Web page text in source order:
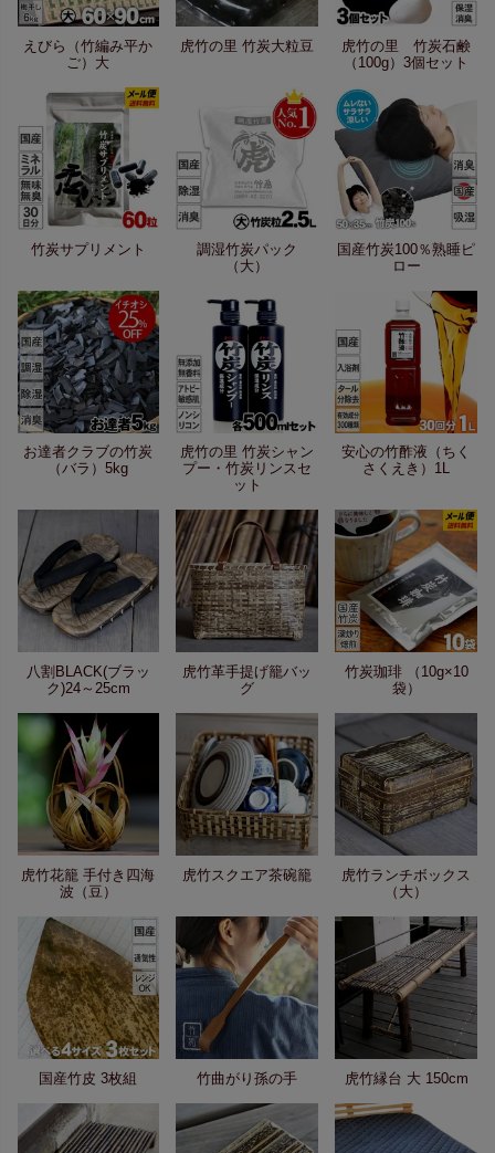
えびら（竹編み平か
ご）大
虎竹の里 竹炭大粒豆
虎竹の里 竹炭石鹸
（100g）3個セット
竹炭サプリメント
調湿竹炭パック
（大）
国産竹炭100％熟睡ピ
ロー
お達者クラブの竹炭
（バラ）5kg
虎竹の里 竹炭シャン
プー・竹炭リンスセ
ット
安心の竹酢液（ちく
さくえき）1L
八割BLACK(ブラッ
ク)24～25cm
虎竹革手提げ籠バッ
グ
竹炭珈琲 （10g×10
袋）
虎竹花籠 手付き四海
波（豆）
虎竹スクエア茶碗籠
虎竹ランチボックス
（大）
国産竹皮 3枚組 竹曲がり孫の手 虎竹縁台 大 150cm